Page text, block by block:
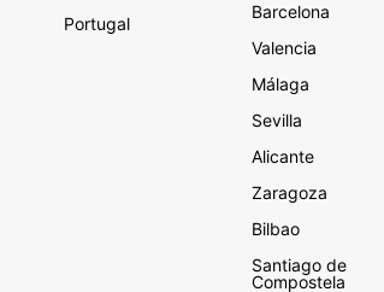
Portugal
Barcelona
Valencia
Málaga
Sevilla
Alicante
Zaragoza
Bilbao
Santiago de
Compostela